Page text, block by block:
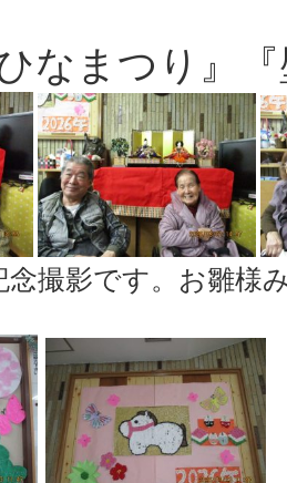
ひなまつり』
念撮影です。お雛様